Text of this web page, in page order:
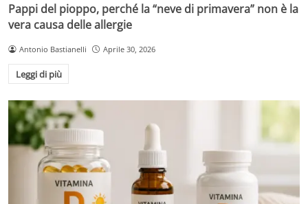
Pappi del pioppo, perché la “neve di primavera” non è la
vera causa delle allergie
Antonio Bastianelli Aprile 30, 2026
Leggi di più